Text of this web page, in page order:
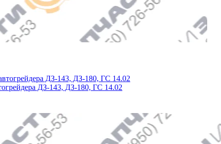
ДЗ-143, ДЗ-180, ГС 14.02